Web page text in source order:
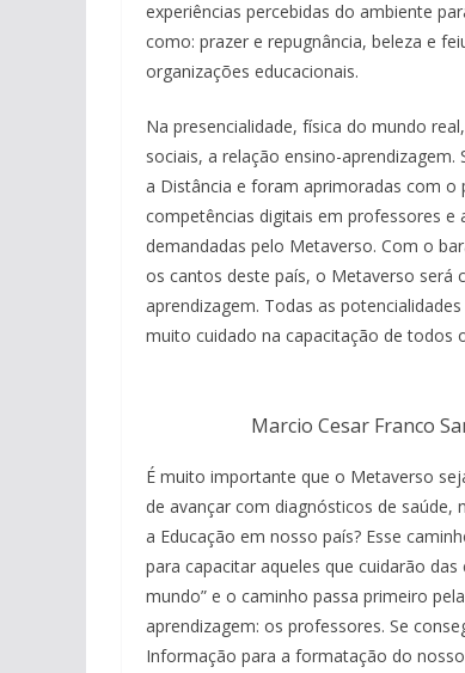
experiências percebidas do ambiente
como: prazer e repugnância, beleza e
organizações educacionais.
Na presencialidade, física do mundo
sociais, a relação ensino-
a Distância e foram aprimoradas com o
competências digitais em professores
demandadas pelo Metaverso. Com o
os cantos deste país, o Metaverso será
aprendizagem. Todas as
muito cuidado na capacitação de todos
Marcio Cesar Franco
É muito importante que o Metaverso
de avançar com diagnósticos de
a Educação em nosso país? Esse
para capacitar aqueles que cuidarão
mundo” e o caminho passa primeiro
aprendizagem: os professores. Se
Informação para a formatação do